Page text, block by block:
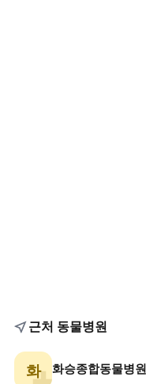
근처 동물병원
화 화승종합동물병원